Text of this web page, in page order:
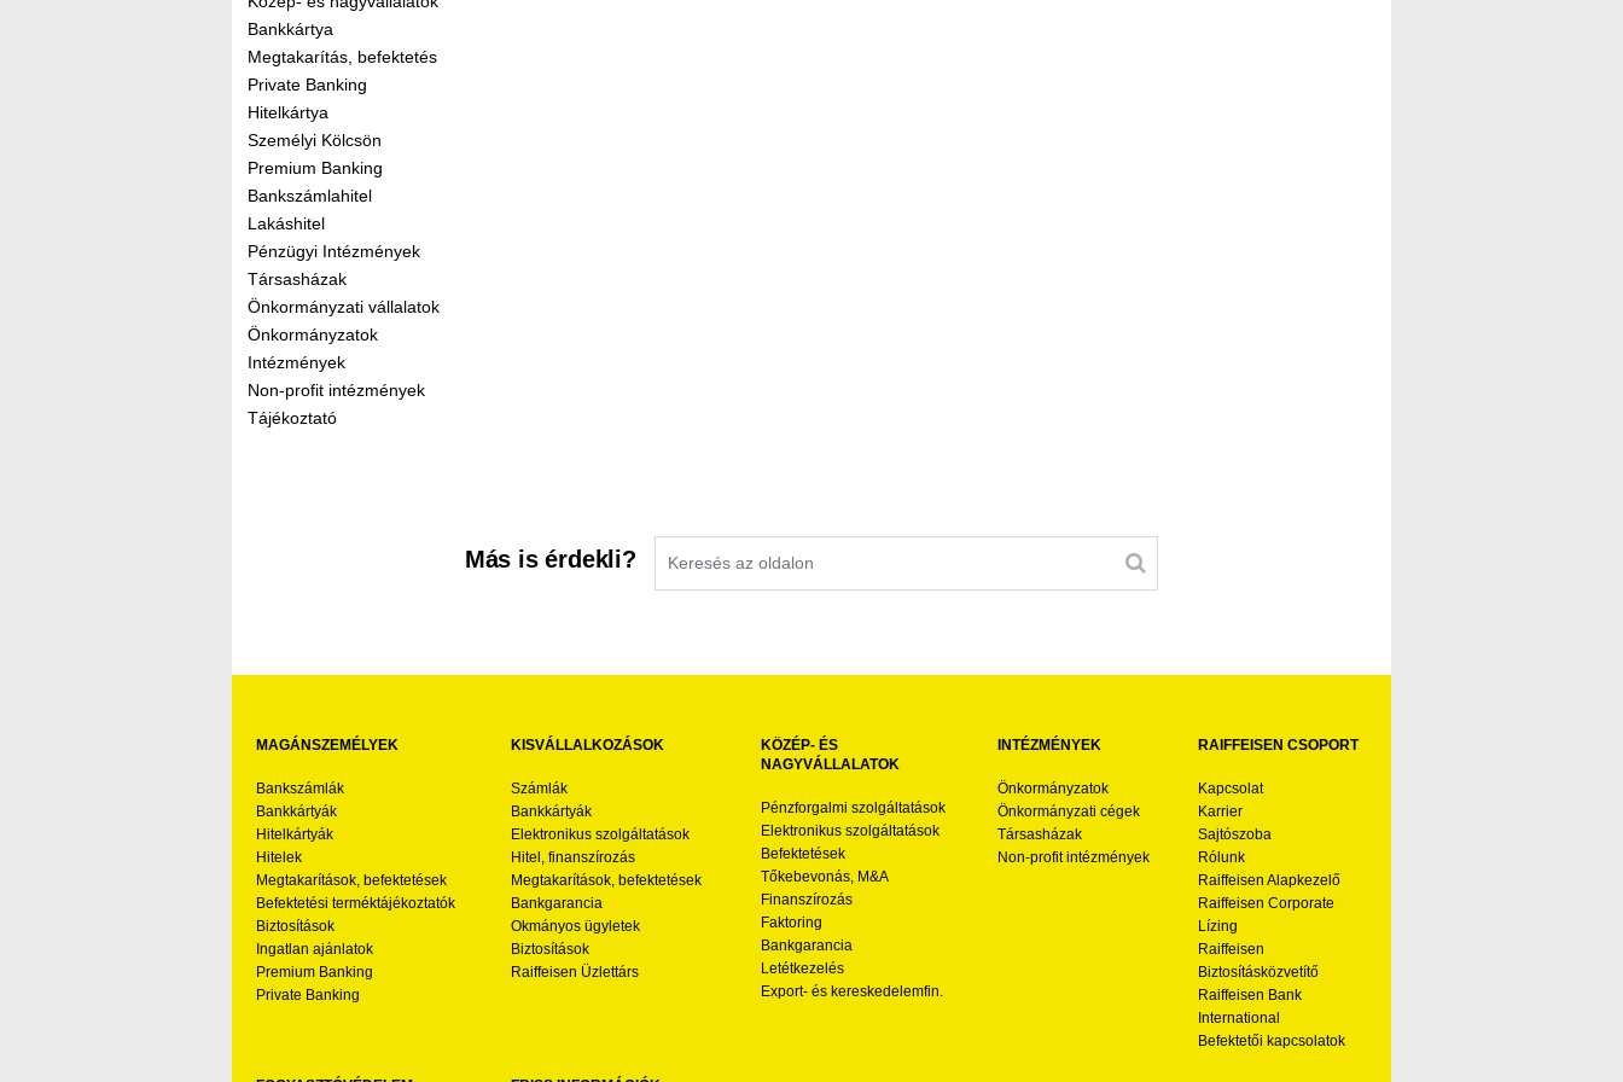
Bankkártya
Megtakarítás, befektetés
Private Banking
Hitelkártya
Személyi Kölcsön
Premium Banking
Bankszámlahitel
Lakáshitel
Pénzügyi Intézmények
Társasházak
Önkormányzati vállalatok
Önkormányzatok
Intézmények
Non-profit intézmények
Tájékoztató
Más is érdekli?
MAGÁNSZEMÉLYEK
Bankszámlák
Bankkártyák
Hitelkártyák
Hitelek
Megtakarítások, befektetések
Befektetési terméktájékoztatók
Biztosítások
Ingatlan ajánlatok
Premium Banking
Private Banking
KISVÁLLALKOZÁSOK
Számlák
Bankkártyák
Elektronikus szolgáltatások
Hitel, finanszírozás
Megtakarítások, befektetések
Bankgarancia
Okmányos ügyletek
Biztosítások
Raiffeisen Üzlettárs
KÖZÉP- ÉS
NAGYVÁLLALATOK
Pénzforgalmi szolgáltatások
Elektronikus szolgáltatások
Befektetések
Tőkebevonás, M&A
Finanszírozás
Faktoring
Bankgarancia
Letétkezelés
Export- és kereskedelemfin.
INTÉZMÉNYEK
Önkormányzatok
Önkormányzati cégek
Társasházak
Non-profit intézmények
RAIFFEISEN CSOPORT
Kapcsolat
Karrier
Sajtószoba
Rólunk
Raiffeisen Alapkezelő
Raiffeisen Corporate
Lízing
Raiffeisen
Biztosításközvetítő
Raiffeisen Bank
International
Befektetői kapcsolatok